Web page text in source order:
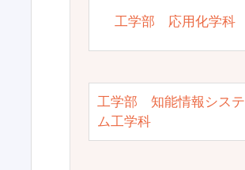
工学部 応用化学科
工学部 知能情報システ
ム工学科